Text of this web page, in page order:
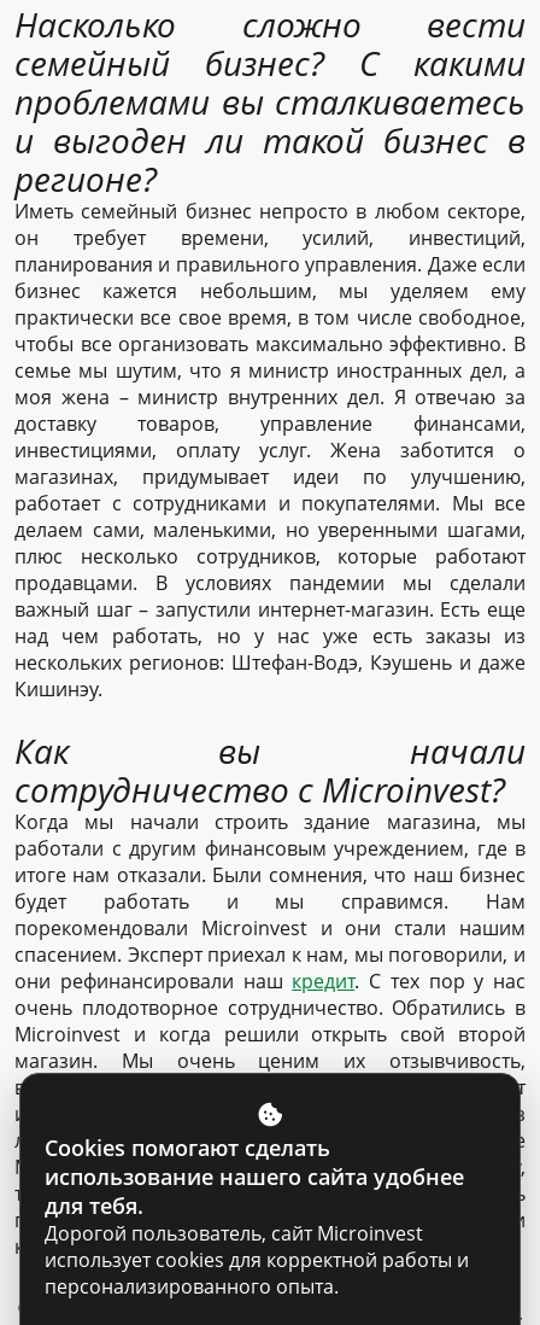
Насколько сложно вести
семейный бизнес? С какими
проблемами вы сталкиваетесь
и выгоден ли такой бизнес в
регионе?
Иметь семейный бизнес непросто в любом секторе,
он требует времени, усилий, инвестиций,
планирования и правильного управления. Даже если
бизнес кажется небольшим, мы уделяем ему
практически все свое время, в том числе свободное,
чтобы все организовать максимально эффективно. В
семье мы шутим, что я министр иностранных дел, а
моя жена – министр внутренних дел. Я отвечаю за
доставку товаров, управление финансами,
инвестициями, оплату услуг. Жена заботится о
магазинах, придумывает идеи по улучшению,
работает с сотрудниками и покупателями. Мы все
делаем сами, маленькими, но уверенными шагами,
плюс несколько сотрудников, которые работают
продавцами. В условиях пандемии мы сделали
важный шаг – запустили интернет-магазин. Есть еще
над чем работать, но у нас уже есть заказы из
нескольких регионов: Штефан-Водэ, Кэушень и даже
Кишинэу.
Как вы начали
сотрудничество с Microinvest?
Когда мы начали строить здание магазина, мы
работали с другим финансовым учреждением, где в
итоге нам отказали. Были сомнения, что наш бизнес
будет работать и мы справимся. Нам
порекомендовали Microinvest и они стали нашим
спасением. Эксперт приехал к нам, мы поговорили, и
они рефинансировали наш кредит. С тех пор у нас
очень плодотворное сотрудничество. Обратились в
Microinvest и когда решили открыть свой второй
магазин. Мы очень ценим их отзывчивость,
вежливость и тот факт, что они предлагают
индивидуальные решения для каждого клиента, без
лишней бюрократии. Совсем недавно при поддержке
Microinvest нам удалоськупить и новую машину ,
тоже для бизнеса, она нам очень нужна. Важно иметь
партнера, на которого можешь положиться и
который понимает тебя, такого как Microinvest.
Что бы вы посоветовали тем,
Cookies помогают сделать
использование нашего сайта удобнее
для тебя.
Дорогой пользователь, сайт Microinvest
использует cookies для корректной работы и
персонализированного опыта.